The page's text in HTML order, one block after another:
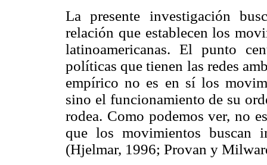
La presente investigación
relación que establecen los
latinoamericanas. El punto
políticas que tienen las redes
empírico no es en sí los
sino el funcionamiento de su
rodea. Como podemos ver, no
que los movimientos
(Hjelmar, 1996; Provan y